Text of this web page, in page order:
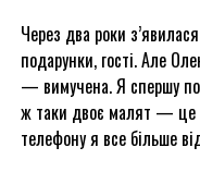
Через два роки
подарунки, гості. Але
— вимучена. Я спершу
ж таки двоє малят — це
телефону я все більше